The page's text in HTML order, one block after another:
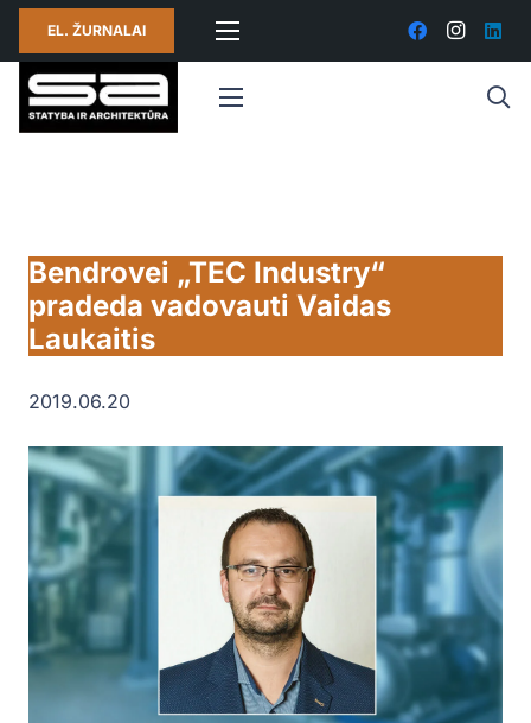
EL. ŽURNALAI
Bendrovei „TEC Industry“
pradeda vadovauti Vaidas
Laukaitis
2019.06.20